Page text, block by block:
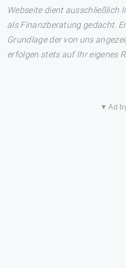
Webseite dient
als Finanzberatung gedacht.
Grundlage der von uns
erfolgen stets auf Ihr eigenes
▼ Ad